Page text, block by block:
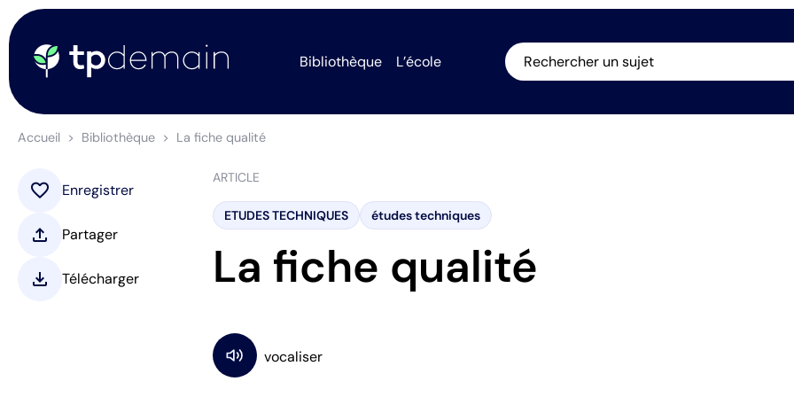
Bibliothèque L’école Rechercher un sujet
Accueil Bibliothèque La fiche qualité
ARTICLE
ETUDES TECHNIQUES études techniques
La fiche qualité
favorite Enregistrer
upload Partager
download Télécharger